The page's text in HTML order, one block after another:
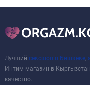
Лучший сексшоп в Бишкеке
Интим магазин в
качество.